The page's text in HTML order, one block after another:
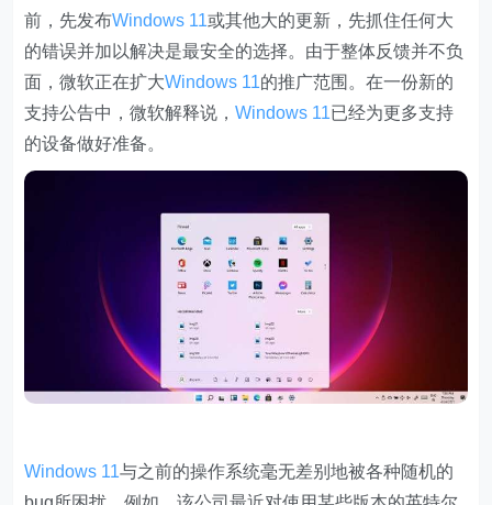
前，先发布Windows 11或其他大的更新，先抓住任何大
的错误并加以解决是最安全的选择。由于整体反馈并不负
面，微软正在扩大Windows 11的推广范围。在一份新的
支持公告中，微软解释说，Windows 11已经为更多支持
的设备做好准备。
Windows 11与之前的操作系统毫无差别地被各种随机的